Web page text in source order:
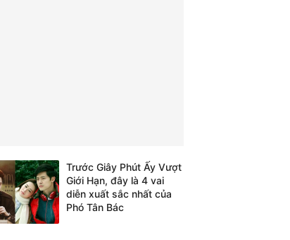
Trước Giây Phút Ấy Vượt
Giới Hạn, đây là 4 vai
diễn xuất sắc nhất của
Phó Tân Bác